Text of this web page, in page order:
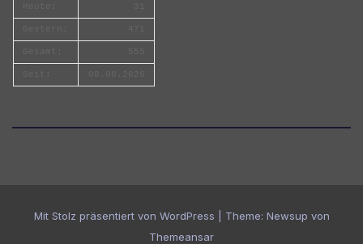
Mit Stolz präsentiert von WordPress Theme: Newsup von
Themeansar